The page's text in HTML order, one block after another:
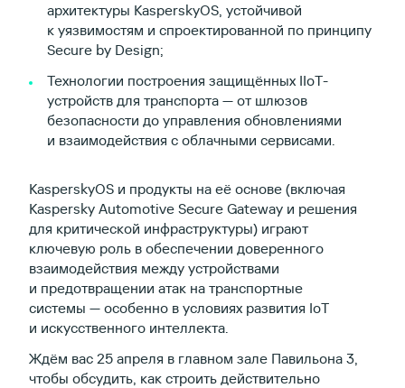
архитектуры KasperskyOS, устойчивой
к уязвимостям и спроектированной по принципу
Secure by Design;
Технологии построения защищённых IIoT-
устройств для транспорта — от шлюзов
безопасности до управления обновлениями
и взаимодействия с облачными сервисами.
KasperskyOS и продукты на её основе (включая
Kaspersky Automotive Secure Gateway и решения
для критической инфраструктуры) играют
ключевую роль в обеспечении доверенного
взаимодействия между устройствами
и предотвращении атак на транспортные
системы — особенно в условиях развития IoT
и искусственного интеллекта.
Ждём вас 25 апреля в главном зале Павильона 3,
чтобы обсудить, как строить действительно